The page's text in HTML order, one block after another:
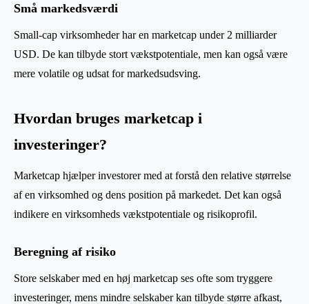
Små markedsværdi
Small-cap virksomheder har en marketcap under 2 milliarder
USD. De kan tilbyde stort vækstpotentiale, men kan også være
mere volatile og udsat for markedsudsving.
Hvordan bruges marketcap i
investeringer?
Marketcap hjælper investorer med at forstå den relative størrelse
af en virksomhed og dens position på markedet. Det kan også
indikere en virksomheds vækstpotentiale og risikoprofil.
Beregning af risiko
Store selskaber med en høj marketcap ses ofte som tryggere
investeringer, mens mindre selskaber kan tilbyde større afkast,